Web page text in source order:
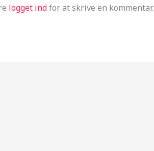
logget indfor at skrive en kommentar.